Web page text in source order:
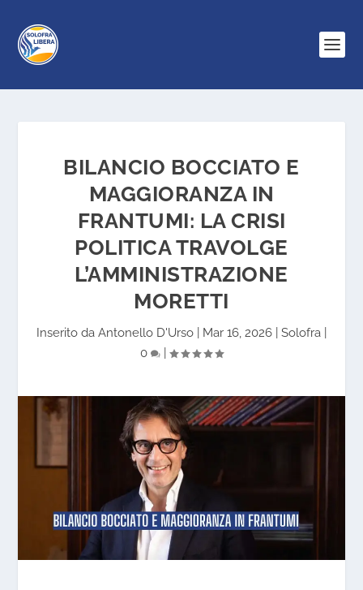
BILANCIO BOCCIATO E
MAGGIORANZA IN
FRANTUMI: LA CRISI
POLITICA TRAVOLGE
L’AMMINISTRAZIONE
MORETTI
Inserito da Antonello D'Urso Mar 16, 2026 Solofra
0